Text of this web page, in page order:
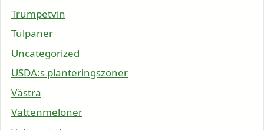
Trumpetvin
Tulpaner
Uncategorized
USDA:s planteringszoner
Västra
Vattenmeloner